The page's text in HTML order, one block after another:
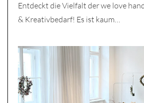
Entdeckt die Vielfalt der we love
& Kreativbedarf! Es ist kaum…